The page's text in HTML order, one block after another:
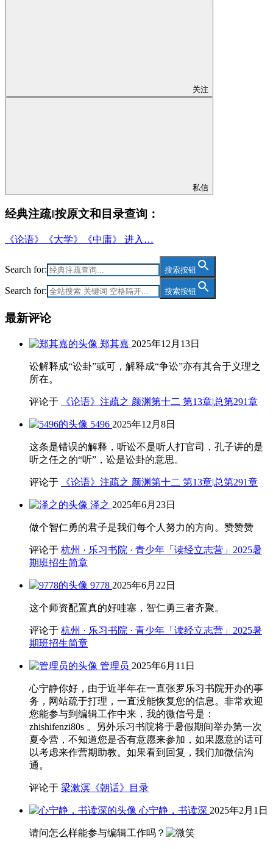
关注
私信
经典注疏‖按原文和目录查询：
《论语》《大学》《中庸》 进入…
Search for: 搜索按钮
Search for: 搜索按钮
最新评论
郑其嘉 2025年12月13日
讼解释成“讼卦”或可，解释成“争讼”亦有其合于义理之
所在。
评论于 《论语》注疏之 颜渊第十二 第13章|总第291章
5496 2025年12月8日
这条是错误的解释，听讼不是听人打官司，孔子讲的是
听之任之的“听”，讼是讼卦的意思。
评论于 《论语》注疏之 颜渊第十二 第13章|总第291章
泽之 2025年6月23日
做个智仁勇的君子是我们每个人努力的方向。赞赞赞
评论于 杭州 · 乐习书院 · 青少年「读经立志营」2025暑
期班招生简章
9778 2025年6月22日
这个师资配置真的好哇塞，智仁勇三者齐聚。
评论于 杭州 · 乐习书院 · 青少年「读经立志营」2025暑
期班招生简章
管理员 2025年6月11日
心宁静你好，由于近半年在一直张罗乐习书院开办的事
务，网站疏于打理，一直没能恢复您的信息。非常欢迎
您能参与到编辑工作中来，我的微信号是：
zhishifenzi80s 。另外乐习书院将于暑假期间举办第一次
夏令营，不知道您是否有意愿来参加，如果愿意的话可
以考虑来作营期助教。如果看到回复，我们加微信沟
通。
评论于 梁漱溟《朝话》目录
心宁静，书读深 2025年2月1日
请问怎么样能参与编辑工作吗？